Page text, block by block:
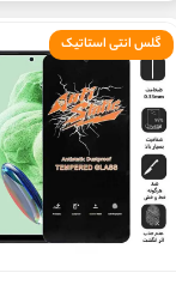
گلس انتی استاتیک